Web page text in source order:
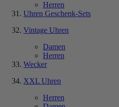
Herren
Uhren Geschenk-Sets
Vintage Uhren
Damen
Herren
Wecker
XXL Uhren
Herren